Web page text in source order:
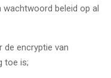
wachtwoord beleid op al
de encryptie van
toe is;